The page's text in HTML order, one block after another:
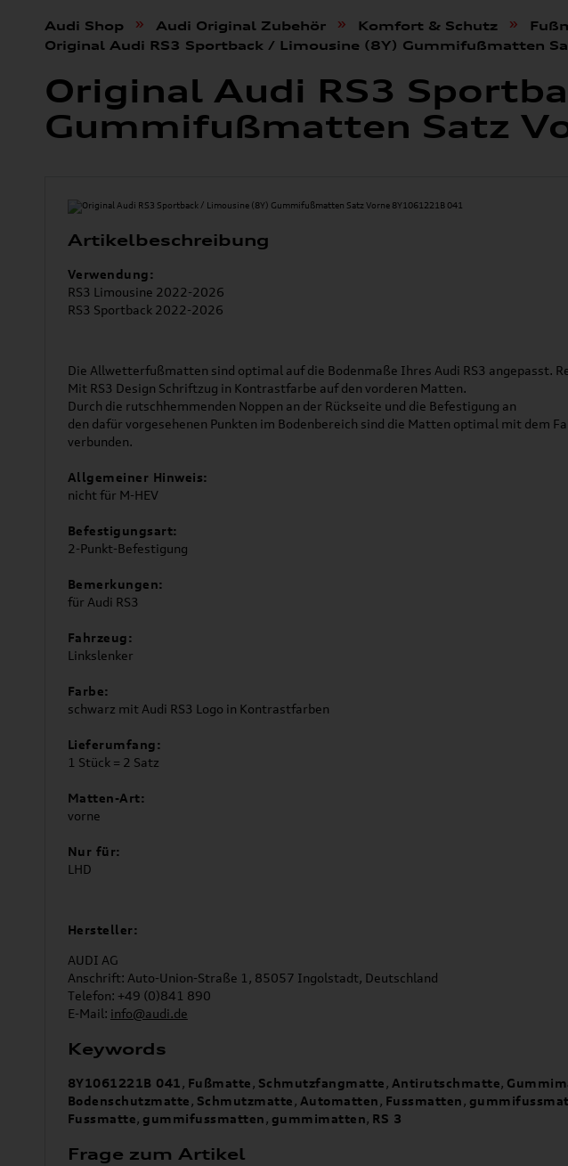
Audi Shop » Audi Original Zubehör » Komfort & Schutz »
Original Audi RS3 Sportback / Limousine (8Y) Gummifußmatten
Original Audi RS3
Gummifußmatten Satz
Artikelbeschreibung
Verwendung:
RS3 Limousine 2022-2026
RS3 Sportback 2022-2026
Die Allwetterfußmatten sind optimal auf die Bodenmaße Ihres Audi RS3 angepasst.
Mit RS3 Design Schriftzug in Kontrastfarbe auf den vorderen Matten.
Durch die rutschhemmenden Noppen an der Rückseite und die Befestigung an
den dafür vorgesehenen Punkten im Bodenbereich sind die Matten optimal mit dem
verbunden.
Allgemeiner Hinweis:
nicht für M-HEV
Befestigungsart:
2-Punkt-Befestigung
Bemerkungen:
für Audi RS3
Fahrzeug:
Linkslenker
Farbe:
schwarz mit Audi RS3 Logo in Kontrastfarben
Lieferumfang:
1 Stück = 2 Satz
Matten-Art:
vorne
Nur für:
LHD
Hersteller:
AUDI AG
Anschrift: Auto-Union-Straße 1, 85057 Ingolstadt, Deutschland
Telefon: +49 (0)841 890
E-Mail: info@audi.de
Keywords
8Y1061221B 041, Fußmatte, Schmutzfangmatte, Antirutschmatte,
Bodenschutzmatte, Schmutzmatte, Automatten, Fussmatten,
Fussmatte, gummifussmatten, gummimatten, RS 3
Frage zum Artikel